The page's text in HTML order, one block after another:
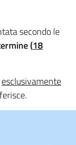
secondo le
(18
esclusivamente